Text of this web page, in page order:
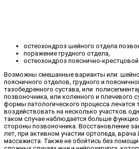
остеохондроз шейного отдела
поражение грудного отдела,
остеохондроз пояснично-
Возможны смешанные варианты или:
поясничного отделов, грудного и
тазобедренного сустава, или
позвоночника, или коленного и плечевого
формы патологического процесса лечатся
воздействовать на несколько участков
таком случае наблюдается больше
стороны позвоночника. Восстановление
лет, при активном участии ортопеда,
массажиста. Также не обойтись без